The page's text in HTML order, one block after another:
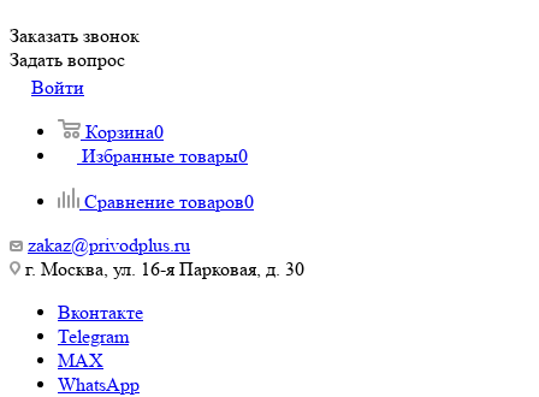
Заказать звонок
Задать вопрос
Войти
Корзина0
Избранные товары0
Сравнение товаров0
zakaz@privodplus.ru
г. Москва, ул. 16-я Парковая, д. 30
Вконтакте
Telegram
MAX
WhatsApp